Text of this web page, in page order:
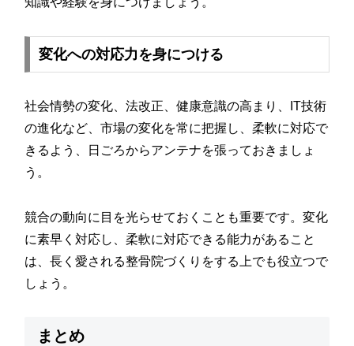
変化への対応力を身につける
社会情勢の変化、法改正、健康意識の高まり、IT技術
の進化など、市場の変化を常に把握し、柔軟に対応で
きるよう、日ごろからアンテナを張っておきましょ
う。
競合の動向に目を光らせておくことも重要です。変化
に素早く対応し、柔軟に対応できる能力があること
は、長く愛される整骨院づくりをする上でも役立つで
しょう。
まとめ